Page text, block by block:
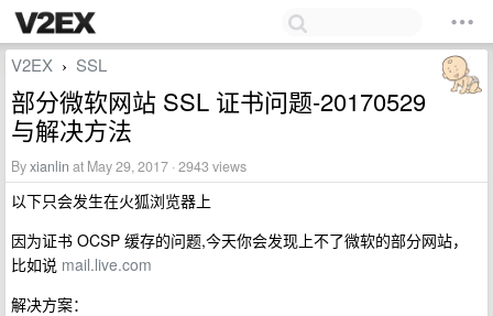
V2EX › SSL
部分微软网站 SSL 证书问题-20170529
与解决方法
Byxianlin at May 29, 2017 · 2943 views
以下只会发生在火狐浏览器上
因为证书 OCSP 缓存的问题,今天你会发现上不了微软的部分网站，
比如说 mail.live.com
解决方案：